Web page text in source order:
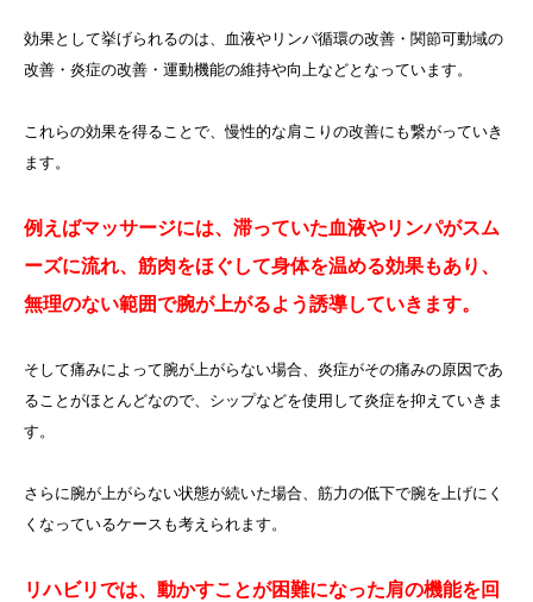
効果として挙げられるのは、血液やリンパ循環の改善・関節可動域の
改善・炎症の改善・運動機能の維持や向上などとなっています。
これらの効果を得ることで、慢性的な肩こりの改善にも繋がっていき
ます。
例えばマッサージには、滞っていた血液やリンパがスム
ーズに流れ、筋肉をほぐして身体を温める効果もあり、
無理のない範囲で腕が上がるよう誘導していきます。
そして痛みによって腕が上がらない場合、炎症がその痛みの原因であ
ることがほとんどなので、シップなどを使用して炎症を抑えていきま
す。
さらに腕が上がらない状態が続いた場合、筋力の低下で腕を上げにく
くなっているケースも考えられます。
リハビリでは、動かすことが困難になった肩の機能を回